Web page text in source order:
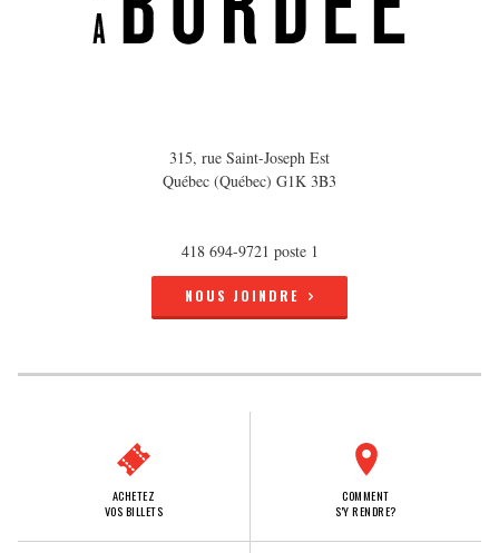
315, rue Saint-Joseph Est
Québec (Québec) G1K 3B3
418 694-9721 poste 1
NOUS JOINDRE
ACHETEZ
VOS BILLETS
COMMENT
S'Y RENDRE?